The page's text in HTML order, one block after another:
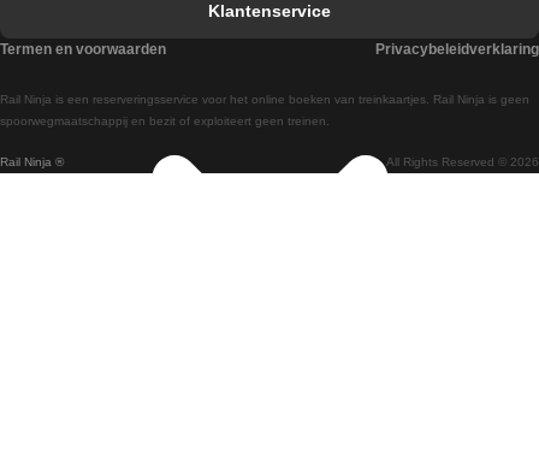
Treinen van Wenen naar Salzburg
Treinen van Wenen naar Praag
Rail Ninja ® All Rights Reserved © 2026
Rail Ninja is een reserveringsservice voor het online boeken van treinkaartjes. Rail Ninja is geen
spoorwegmaatschappij en bezit of exploiteert geen treinen.
Klantenservice
Termen en voorwaarden Privacybeleidverklaring